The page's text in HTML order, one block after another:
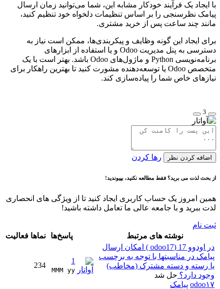
با ایجاد یک فرآیند خودکار مشابه این، شما می‌توانید زمان ارسال
پیامک نظرسنجی را بر اساس تنظیمات دلخواه خود تنظیم کنید،
مانند چند ساعت پس از خرید مشتری.
برای ایجاد این گونه وظایف و پیکربندی‌ها، ممکن است نیاز به
دسترسی به پنل مدیریت Odoo و یا استفاده از ابزارهای
برنامه‌نویسی Python و ماژول‌های Odoo باشد. بهتر است با یک
متخصص Odoo یا توسعه‌دهنده مشورت کنید تا بهترین راهکار برای
نیازهای خاص شما را پیاده‌سازی کند.
3
اضافه کردن نظر رها کردن
از بحث لذت می برید؟ فقط مطالعه نکنید، بپیوندید!
همین امروز یک حساب کاربری ایجاد کنید تا از ویژگی های انحصاری
لذت ببرید و با جامعه عالی ما تعامل داشته باشید!
ثبت نام
نوشته های مرتبط
پاسخ‌ها نماها فعالیت
در اودوو 17 (odoo17 ) امکان ارسال
پیامک در مناسبتها با توجه به برچسب
یا رسته و دسته مشترک (مخاطب)
وجود دارد؟ حل شد
odoo۱۷ پیامک
1
MMM yy
234